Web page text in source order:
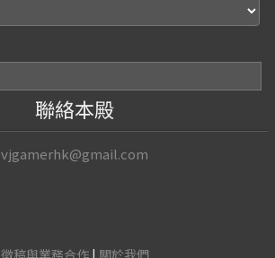
聯絡本殿
vjgamerhk@gmail.com